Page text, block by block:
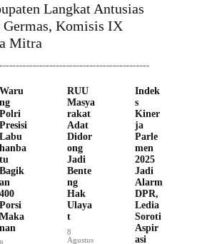
Langkat Antusias
Komisis IX
Mitra
Waru
ng
Polri
Presisi
Labu
hanba
tu
Bagik
an
400
Porsi
Maka
nan
RUU
Masya
rakat
Adat
Didor
ong
Jadi
Bente
ng
Hak
Ulaya
t
8
Agustus
Indek
s
Kiner
ja
Parle
men
2025
Jadi
Alarm
DPR,
Ledia
Soroti
Aspir
asi